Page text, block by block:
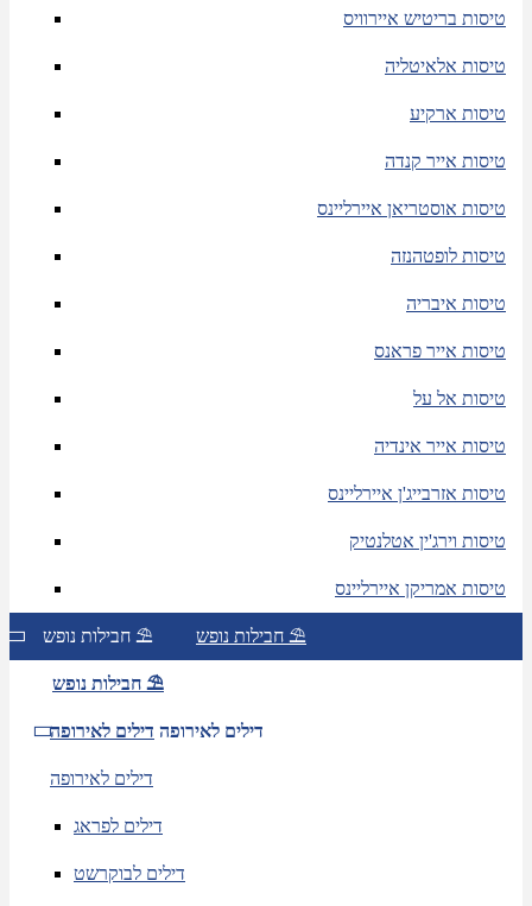
טיסות בריטיש איירוויס
טיסות אלאיטליה
טיסות ארקיע
טיסות אייר קנדה
טיסות אוסטריאן איירליינס
טיסות לופטהנזה
טיסות איבריה
טיסות אייר פראנס
טיסות אל על
טיסות אייר אינדיה
טיסות אזרבייג'ן איירליינס
טיסות וירג'ין אטלנטיק
טיסות אמריקן איירליינס
חבילות נופש ⛱ חבילות נופש ⛱
חבילות נופש ⛱
דילים לאירופה דילים לאירופה
דילים לאירופה
דילים לפראג
דילים לבוקרשט